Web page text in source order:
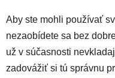
Aby ste mohli používať
nezaobídete sa bez
už v súčasnosti
zadovážiť si tú správnu